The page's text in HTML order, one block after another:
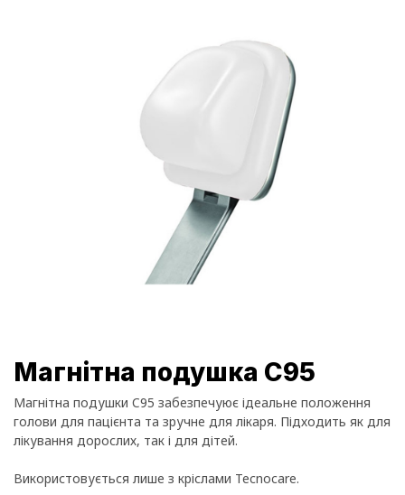
Магнітна подушка C95
Магнітна подушки C95 забезпечуює ідеальне положення
голови для пацієнта та зручне для лікаря. Підходить як для
лікування дорослих, так і для дітей.
Використовується лише з кріслами Tecnocare.